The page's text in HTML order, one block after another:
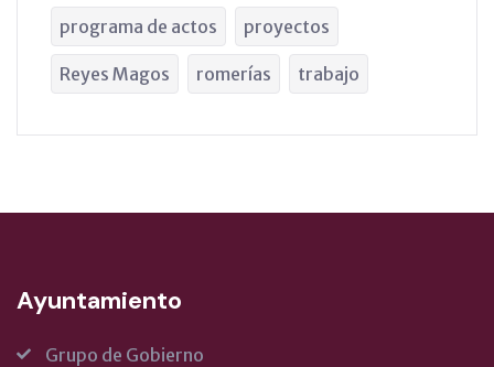
programa de actos proyectos
Reyes Magos romerías trabajo
Ayuntamiento
Grupo de Gobierno